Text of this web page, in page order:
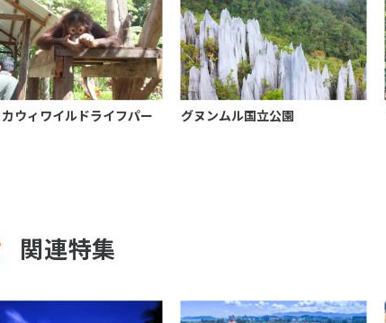
ウィワイルドライフパー
グヌンムル国立公園
関連特集